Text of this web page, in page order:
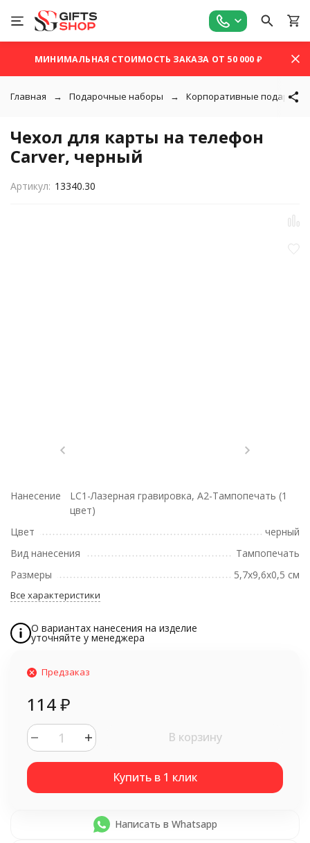
МИНИМАЛЬНАЯ СТОИМОСТЬ ЗАКАЗА ОТ 50 000 ₽
Главная Подарочные наборы Корпоративные подарки
Чехол для карты на телефон
Carver, черный
Артикул: 13340.30
Нанесение
LC1-Лазерная гравировка, A2-Тампопечать (1
цвет)
Цвет
черный
Вид нанесения
Тампопечать
Размеры
5,7х9,6х0,5 см
Все характеристики
О вариантах нанесения на изделие
уточняйте у менеджера
Предзаказ
114₽
В корзину
Написать в Whatsapp